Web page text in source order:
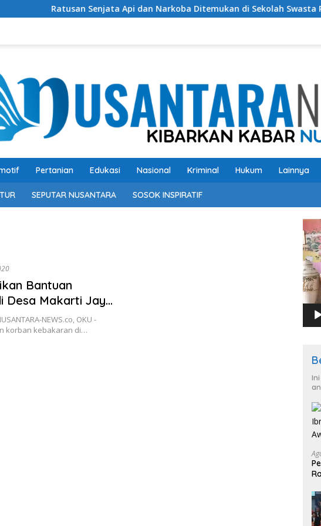
Senjata Api dan Narkoba Ditemukan di Sekolah Swasta Pondok
Pertanian Edukasi Nasional Kriminal Hukum Lainnya
SEPUTAR NUSANTARA SOSOK INSPIRATIF
Bantuan
Desa Makarti Jaya
NEWS.co, OKU -
korban kebakaran di…